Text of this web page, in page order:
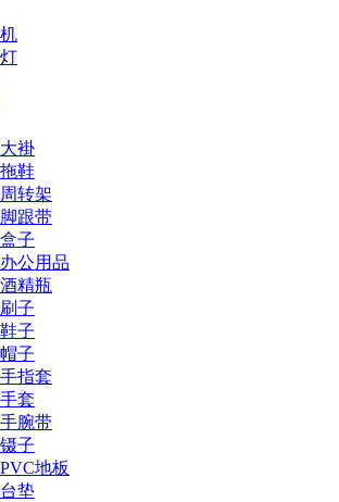
褂
鞋
转架
跟带
子
公用品
精瓶
子
子
子
指套
套
腕带
子
地板
垫